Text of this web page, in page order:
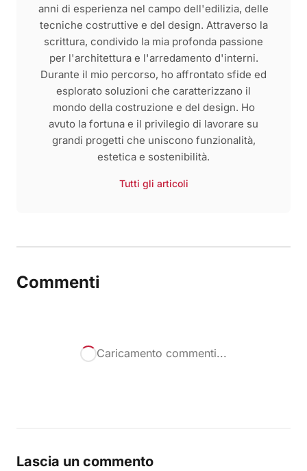
anni di esperienza nel campo dell'edilizia, delle
tecniche costruttive e del design. Attraverso la
scrittura, condivido la mia profonda passione
per l'architettura e l'arredamento d'interni.
Durante il mio percorso, ho affrontato sfide ed
esplorato soluzioni che caratterizzano il
mondo della costruzione e del design. Ho
avuto la fortuna e il privilegio di lavorare su
grandi progetti che uniscono funzionalità,
estetica e sostenibilità.
Tutti gli articoli
Commenti
Caricamento commenti...
Lascia un commento